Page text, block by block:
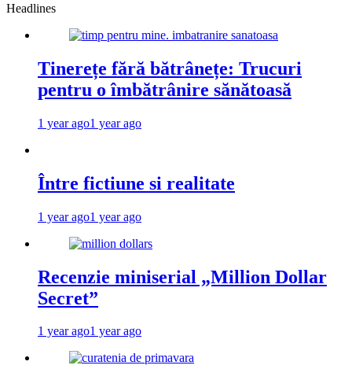
Headlines
Tinerețe fără bătrânețe: Trucuri
pentru o îmbătrânire sănătoasă
1 year ago1 year ago
Între fictiune si realitate
1 year ago1 year ago
Recenzie miniserial „Million Dollar
Secret”
1 year ago1 year ago